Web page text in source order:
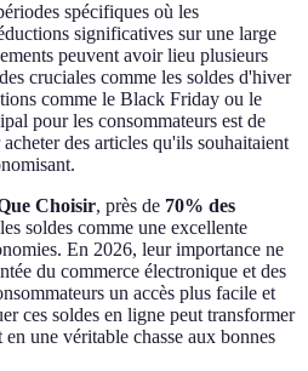
spécifiques où les
significatives sur une large
peuvent avoir lieu plusieurs
cruciales comme les soldes d'hiver
comme le Black Friday ou le
pour les consommateurs est de
des articles qu'ils souhaitaient
Choisir, près de 70% des
soldes comme une excellente
En 2026, leur importance ne
du commerce électronique et des
un accès plus facile et
ces soldes en ligne peut transformer
une véritable chasse aux bonnes